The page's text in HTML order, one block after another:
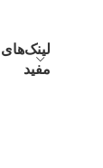
لینک‌های
مفید